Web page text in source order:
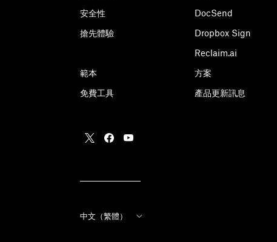
安全性
搶先體驗
範本
免費工具
DocSend
Dropbox Sign
Reclaim.ai
方案
產品更新訊息
中文（繁體）